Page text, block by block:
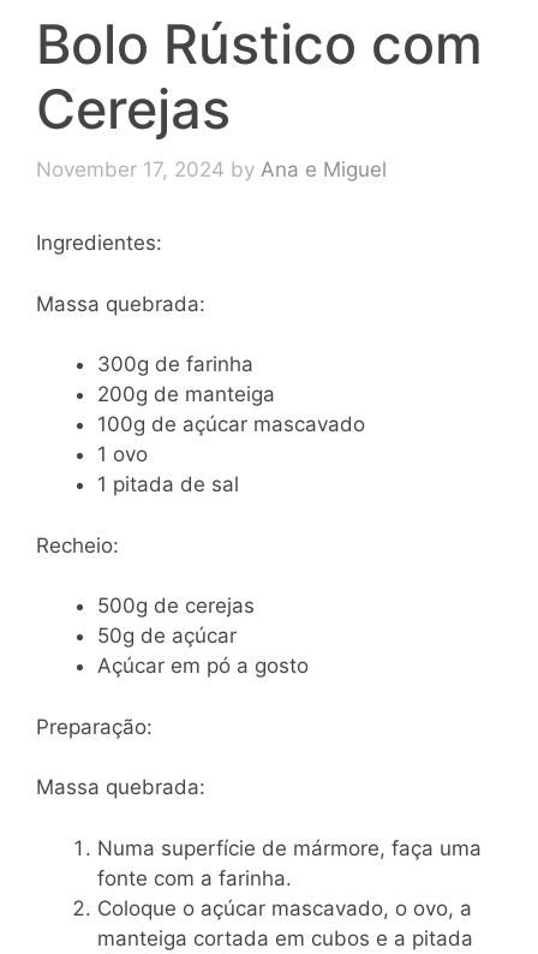
Bolo Rústico com
Cerejas
November 17, 2024 by Ana e Miguel
Ingredientes:
Massa quebrada:
300g de farinha
200g de manteiga
100g de açúcar mascavado
1 ovo
1 pitada de sal
Recheio:
500g de cerejas
50g de açúcar
Açúcar em pó a gosto
Preparação:
Massa quebrada:
Numa superfície de mármore, faça uma
fonte com a farinha.
Coloque o açúcar mascavado, o ovo, a
manteiga cortada em cubos e a pitada